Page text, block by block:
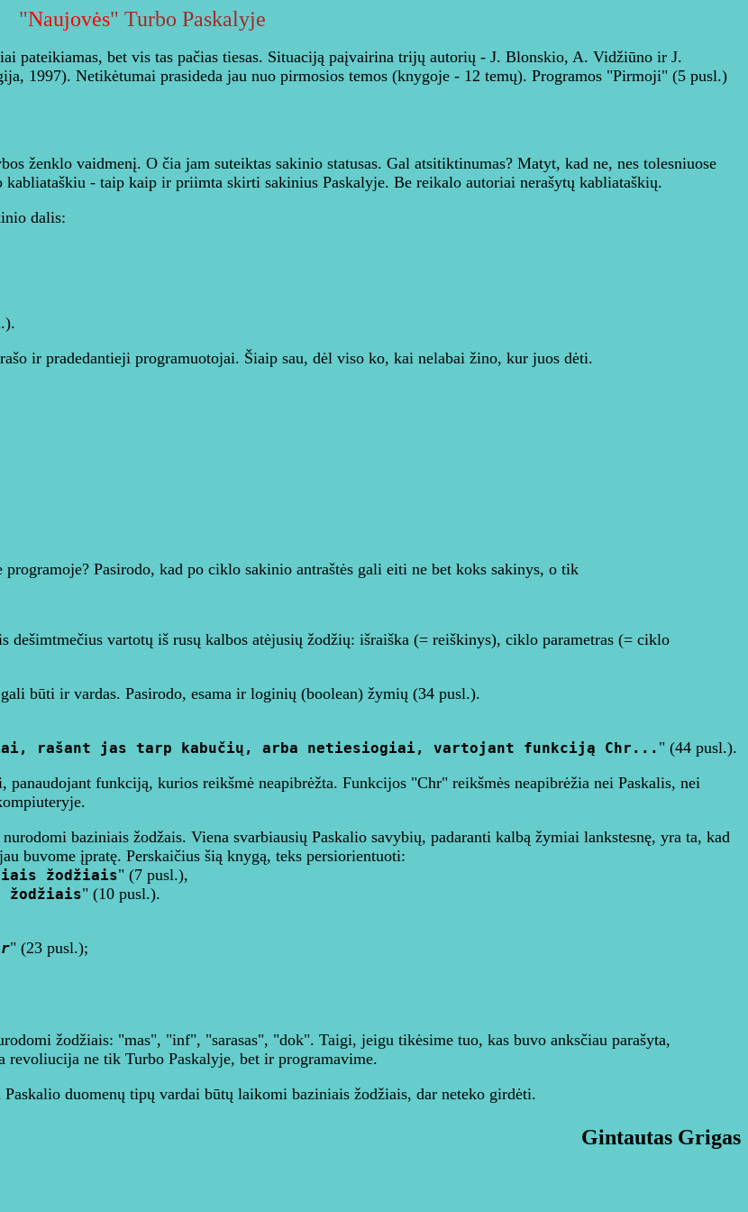
"Naujovės" Turbo Paskalyje
pateikiamas, bet vis tas pačias tiesas. Situaciją paįvairina trijų autorių - J. Blonskio, A. Vidžiūno ir J.
1997). Netikėtumai prasideda jau nuo pirmosios temos (knygoje - 12 temų). Programos "Pirmoji" (5 pusl.)
ženklo vaidmenį. O čia jam suteiktas sakinio statusas. Gal atsitiktinumas? Matyt, kad ne, nes tolesniuose
- taip kaip ir priimta skirti sakinius Paskalyje. Be reikalo autoriai nerašytų kabliataškių.
dalis:
ir pradedantieji programuotojai. Šiaip sau, dėl viso ko, kai nelabai žino, kur juos dėti.
Pasirodo, kad po ciklo sakinio antraštės gali eiti ne bet koks sakinys, o tik
vartotų iš rusų kalbos atėjusių žodžių: išraiška (= reiškinys), ciklo parametras (= ciklo
būti ir vardas. Pasirodo, esama ir loginių (boolean) žymių (34 pusl.).
rašant jas tarp kabučių, arba netiesiogiai, vartojant funkciją Chr... " (44 pusl.).
funkciją, kurios reikšmė neapibrėžta. Funkcijos "Chr" reikšmės neapibrėžia nei Paskalis, nei
baziniais žodžais. Viena svarbiausių Paskalio savybių, padaranti kalbą žymiai lankstesnę, yra ta, kad
buvome įpratę. Perskaičius šią knygą, teks persiorientuoti:
žodžiais" (7 pusl.),
žodžiais" (10 pusl.).
" (23 pusl.);
žodžiais: "mas", "inf", "sarasas", "dok". Taigi, jeigu tikėsime tuo, kas buvo anksčiau parašyta,
ne tik Turbo Paskalyje, bet ir programavime.
duomenų tipų vardai būtų laikomi baziniais žodžiais, dar neteko girdėti.
Gintautas Grigas